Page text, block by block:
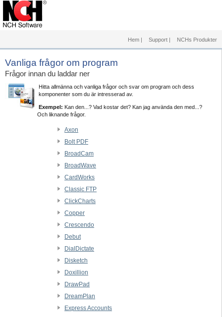
Hem | Support | NCHs Produkter
Vanliga frågor om program
Frågor innan du laddar ner
Hitta allmänna och vanliga frågor och svar om program och dess
komponenter som du är intresserad av.
Exempel: Kan den...? Vad kostar det? Kan jag använda den med...?
Och liknande frågor.
Axon
Bolt PDF
BroadCam
BroadWave
CardWorks
Classic FTP
ClickCharts
Copper
Crescendo
Debut
DialDictate
Disketch
Doxillion
DrawPad
DreamPlan
Express Accounts